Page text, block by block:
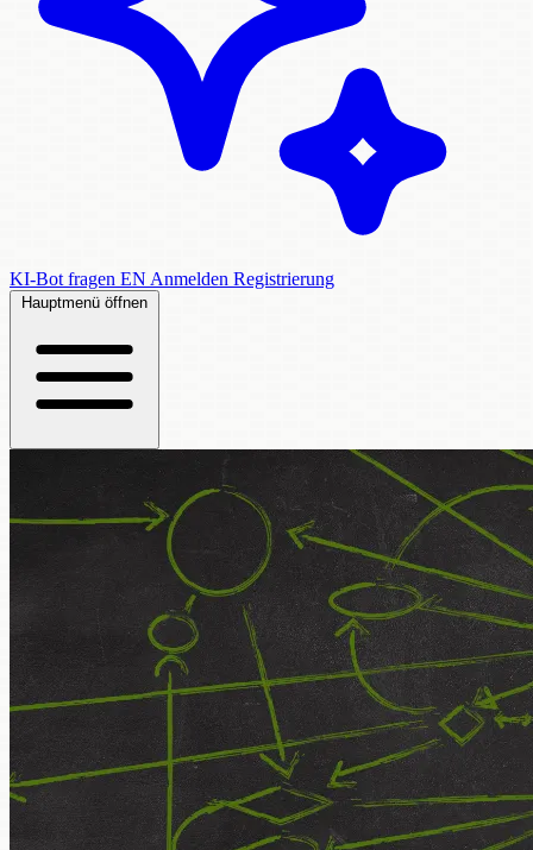
KI-Bot fragen EN Anmelden Registrierung
Hauptmenü öffnen